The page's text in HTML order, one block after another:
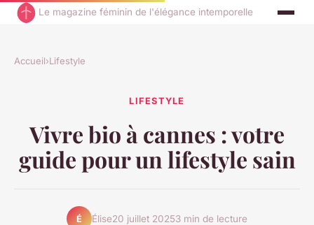
Le magazine féminin de l'élégance intemporelle
Accueil›Lifestyle
LIFESTYLE
Vivre bio à cannes : votre
guide pour un lifestyle sain
É Élise20 juillet 20253 min de lecture